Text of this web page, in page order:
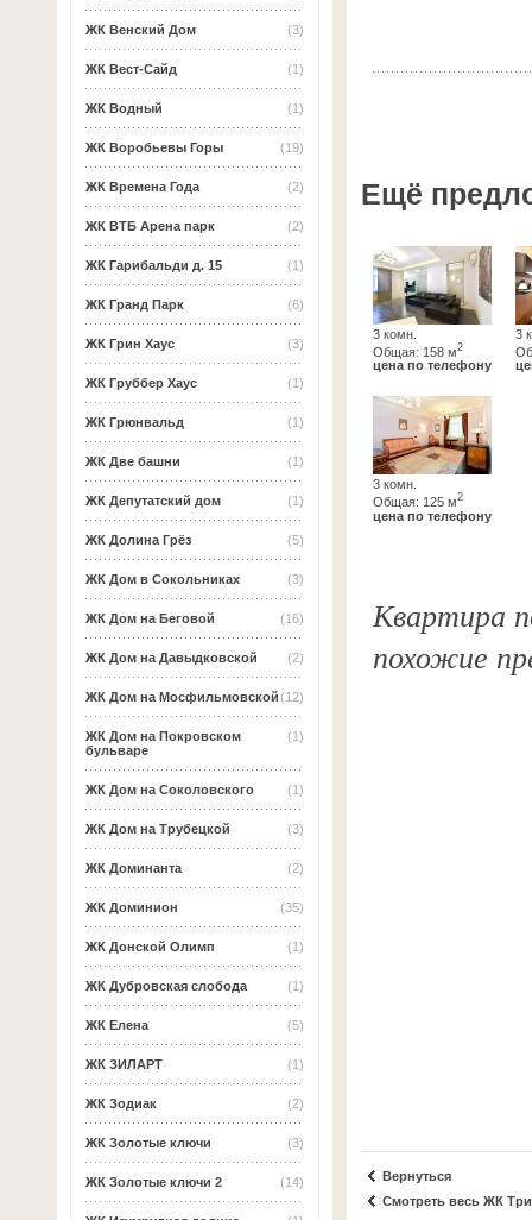
(3)
ЖК Венский Дом
(1)
ЖК Вест-Сайд
(1)
ЖК Водный
(19)
ЖК Воробьевы Горы
(2)
ЖК Времена Года
(2)
ЖК ВТБ Арена парк
(1)
ЖК Гарибальди д. 15
(6)
ЖК Гранд Парк
(3)
ЖК Грин Хаус
(1)
ЖК Груббер Хаус
(1)
ЖК Грюнвальд
(1)
ЖК Две башни
(1)
ЖК Депутатский дом
(5)
ЖК Долина Грёз
(3)
ЖК Дом в Сокольниках
(16)
ЖК Дом на Беговой
(2)
ЖК Дом на Давыдковской
(12)
ЖК Дом на Мосфильмовской
(1)
ЖК Дом на Покровском
бульваре
(1)
ЖК Дом на Соколовского
(3)
ЖК Дом на Трубецкой
(2)
ЖК Доминанта
(35)
ЖК Доминион
(1)
ЖК Донской Олимп
(1)
ЖК Дубровская слобода
(5)
ЖК Елена
(1)
ЖК ЗИЛАРТ
(2)
ЖК Зодиак
(3)
ЖК Золотые ключи
(14)
ЖК Золотые ключи 2
Ещё
3 комн.
Общая: 158 м2
цена по телефону
3
3 комн.
Общая: 125 м2
цена по телефону
Квартира
похожие
Вернуться
Смотреть весь ЖК